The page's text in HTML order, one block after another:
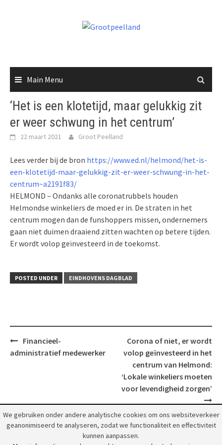
Main Menu
‘Het is een klotetijd, maar gelukkig zit
er weer schwung in het centrum’
22 maart 2021 Groot Peelland
Lees verder bij de bron https://www.ed.nl/helmond/het-is-
een-klotetijd-maar-gelukkig-zit-er-weer-schwung-in-het-
centrum~a2191f83/
HELMOND – Ondanks alle coronatrubbels houden
Helmondse winkeliers de moed er in. De straten in het
centrum mogen dan de funshoppers missen, ondernemers
gaan niet duimen draaiend zitten wachten op betere tijden.
Er wordt volop geïnvesteerd in de toekomst.
POSTED UNDER EINDHOVENS DAGBLAD
Post
navigation
Financieel-
administratief medewerker
Corona of niet, er wordt
volop geïnvesteerd in het
centrum van Helmond:
‘Lokale winkeliers moeten
voor levendigheid zorgen’
We gebruiken onder andere analytische cookies om ons websiteverkeer
geanonimiseerd te analyseren, zodat we functionaliteit en effectiviteit
kunnen aanpassen.